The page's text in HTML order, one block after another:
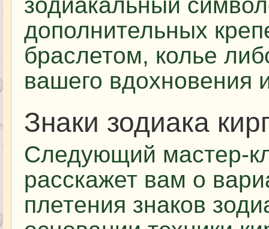
дополнительных
браслетом, колье
вашего вдохновения
Знаки зодиака
Следующий мастер-
расскажет вам о
плетения знаков